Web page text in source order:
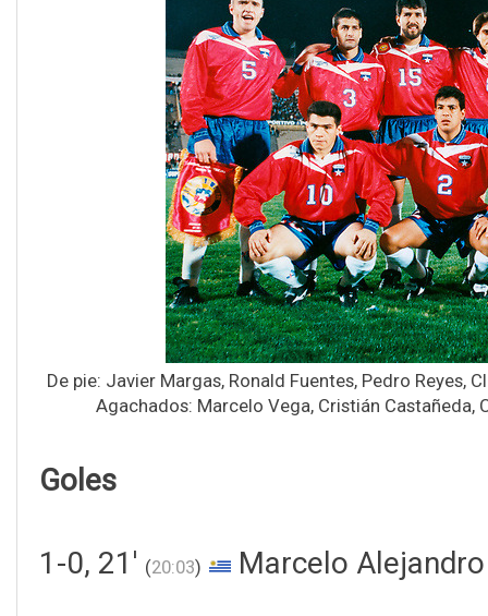
De pie: Javier Margas, Ronald Fuentes, Pedro Reyes,
Agachados: Marcelo Vega, Cristián Castañeda,
Goles
1-0, 21' (20:03) Marcelo